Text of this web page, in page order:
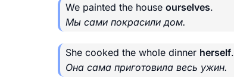
We painted the house ourselves.
Мы сами покрасили дом.
She cooked the whole dinner herself.
Она сама приготовила весь ужин.